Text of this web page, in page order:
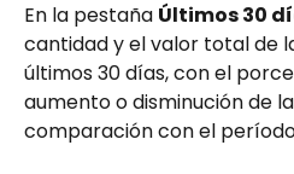
En la pestaña Últimos 30
cantidad y el valor total de
últimos 30 días, con el
aumento o disminución de
comparación con el